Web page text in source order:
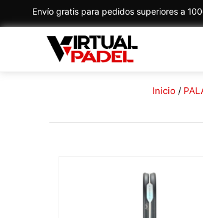
Envío gratis para pedidos superiores a
Inicio /